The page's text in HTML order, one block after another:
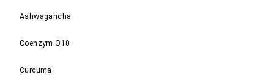
Ashwagandha
Coenzym Q10
Curcuma